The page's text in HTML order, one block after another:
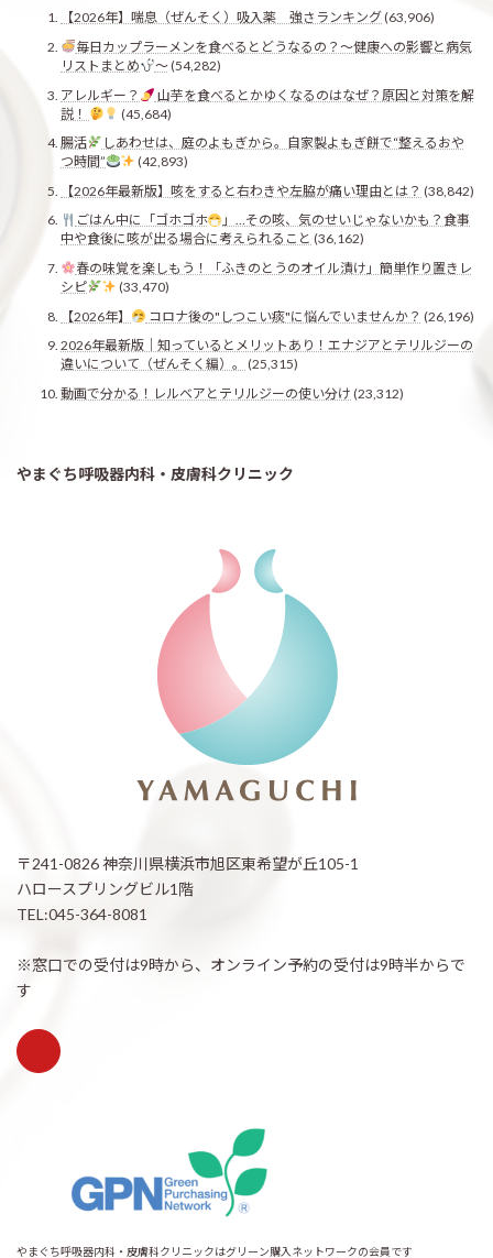
【2026年】喘息（ぜんそく）吸入薬 強さランキング(63,906)
毎日カップラーメンを食べるとどうなるの？〜健康への影響と病気
リストまとめ
〜(54,282)
アレルギー？
山芋を食べるとかゆくなるのはなぜ？原因と対策を解
説！
(45,684)
腸活
しあわせは、庭のよもぎから。自家製よもぎ餅で“整えるおや
つ時間”
(42,893)
【2026年最新版】咳をすると右わきや左脇が痛い理由とは？ (38,842)
ごはん中に「ゴホゴホ
」…その咳、気のせいじゃないかも？食事
中や食後に咳が出る場合に考えられること (36,162)
春の味覚を楽しもう！「ふきのとうのオイル漬け」簡単作り置きレ
シピ
(33,470)
【2026年】
コロナ後の"しつこい痰"に悩んでいませんか？ (26,196)
2026年最新版｜知っているとメリットあり！エナジアとテリルジーの
違いについて（ぜんそく編）。
(25,315)
動画で分かる！レルベアとテリルジーの使い分け (23,312)
やまぐち呼吸器内科・皮膚科クリニック
〒241-0826 神奈川県横浜市旭区東希望が丘105-1
ハロースプリングビル1階
TEL:045-364-8081
※窓口での受付は9時から、オンライン予約の受付は9時半からで
す
やまぐち呼吸器内科・皮膚科クリニックはグリーン購入ネットワークの会員です